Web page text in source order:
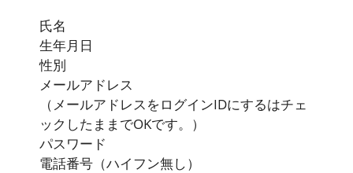
氏名
生年月日
性別
メールアドレス
（メールアドレスをログインIDにするはチェ
ックしたままでOKです。）
パスワード
電話番号（ハイフン無し）